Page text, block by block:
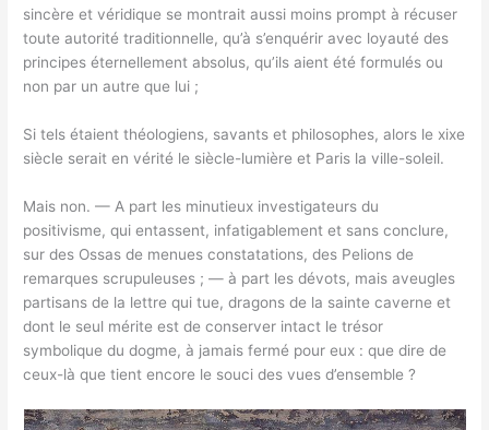
sincère et véridique se montrait aussi moins prompt à récuser
toute autorité traditionnelle, qu’à s’enquérir avec loyauté des
principes éternellement absolus, qu’ils aient été formulés ou
non par un autre que lui ;
Si tels étaient théologiens, savants et philosophes, alors le xixe
siècle serait en vérité le siècle-lumière et Paris la ville-soleil.
Mais non. — A part les minutieux investigateurs du
positivisme, qui entassent, infatigablement et sans conclure,
sur des Ossas de menues constatations, des Pelions de
remarques scrupuleuses ; — à part les dévots, mais aveugles
partisans de la lettre qui tue, dragons de la sainte caverne et
dont le seul mérite est de conserver intact le trésor
symbolique du dogme, à jamais fermé pour eux : que dire de
ceux-là que tient encore le souci des vues d’ensemble ?